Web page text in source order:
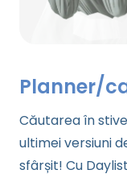
Planner/
Căutarea în
ultimei versiuni
sfârșit! Cu